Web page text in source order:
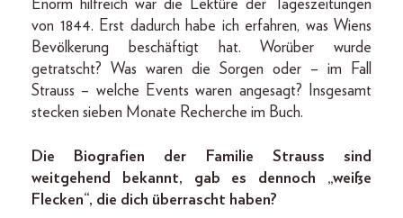
Enorm hilfreich war die Lektüre der Tageszeitungen
von 1844. Erst dadurch habe ich erfahren, was Wiens
Bevölkerung beschäftigt hat. Worüber wurde
getratscht? Was waren die Sorgen oder – im Fall
Strauss – welche Events waren angesagt? Insgesamt
stecken sieben Monate Recherche im Buch.
Die Biografien der Familie Strauss sind
weitgehend bekannt, gab es dennoch „weiße
Flecken“, die dich überrascht haben?